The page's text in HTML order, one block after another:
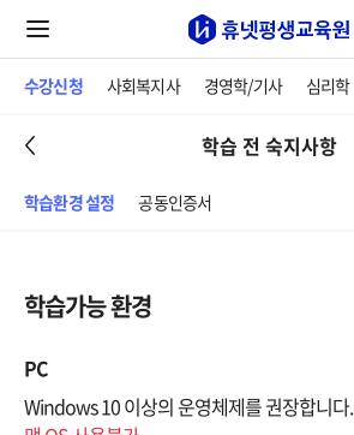
수강신청 사회복지사 경영학/기사 심리학
학습 전 숙지사항
학습환경 설정 공동인증서
학습가능 환경
PC
Windows 10 이상의 운영체제를 권장합니다.